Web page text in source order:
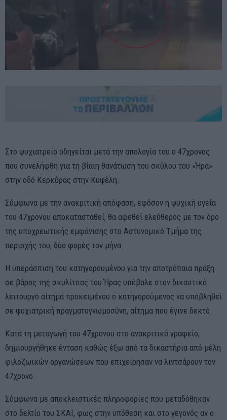
Στο ψυχιατρείο οδηγείται μετά την απολογία του ο 47χρονος
που συνελήφθη για τη βίαιη θανάτωση του σκύλου του «Ήρα»
στην οδό Κερκύρας στην Κυψέλη.
Σύμφωνα με την ανακριτική απόφαση, εφόσον η ψυχική υγεία
του 47χρονου αποκατασταθεί, θα αφεθεί ελεύθερος με τον όρο
της υποχρεωτικής εμφάνισης στο Αστυνομικό Τμήμα της
περιοχής του, δύο φορές τον μήνα.
Η υπεράσπιση του κατηγορουμένου για την αποτρόπαια πράξη
σε βάρος της σκυλίτσας του Ήρας υπέβαλε στον δικαστικό
λειτουργό αίτημα προκειμένου ο κατηγορούμενος να υποβληθεί
σε ψυχιατρική πραγματογνωμοσύνη, αίτημα που έγινε δεκτό.
Κατά τη μεταγωγή του 47χρονου στο ανακριτικό γραφείο,
δημιουργήθηκε ένταση καθώς έξω από τα δικαστήρια από μέλη
φιλοζωικών οργανώσεων που επιχείρησαν να λιντσάρουν τον
47χρονο.
Σύμφωνα με αποκλειστικές πληροφορίες που μεταδόθηκαν
στο δελτίο του ΣΚΑΪ, φως στην υπόθεση και στο γεγονός αν ο